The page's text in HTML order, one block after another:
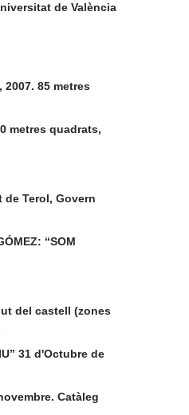
de València
2007. 85 metres
metres quadrats,
de Terol, Govern
“SOM
del castell (zones
31 d'Octubre de
Catàleg